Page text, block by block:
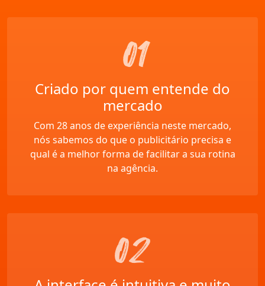
Criado por quem entende do
mercado
Com 28 anos de experiência neste mercado,
nós sabemos do que o publicitário precisa e
qual é a melhor forma de facilitar a sua rotina
na agência.